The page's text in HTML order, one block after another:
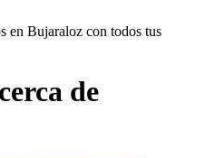
en Bujaraloz con todos tus
de